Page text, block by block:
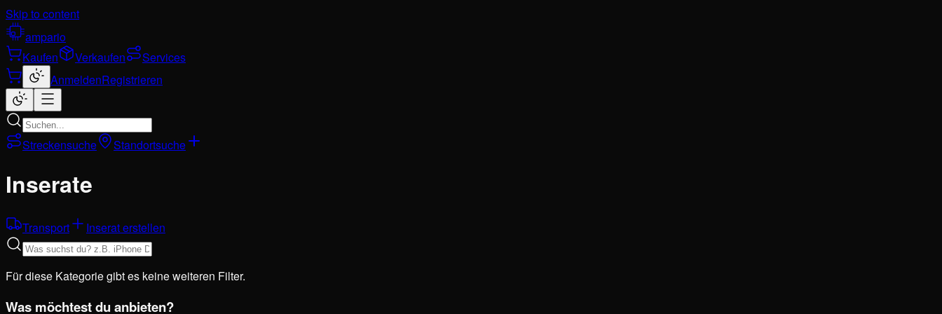
Skip to content
ampario
Kaufen
Verkaufen
Services
AnmeldenRegistrieren
Streckensuche Standortsuche
Inserate
Transport Inserat erstellen
Für diese Kategorie gibt es keine weiteren Filter.
Was möchtest du anbieten?